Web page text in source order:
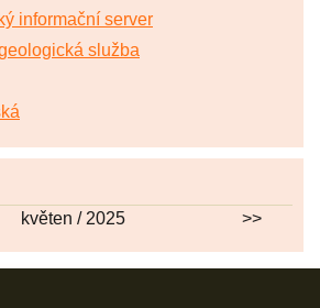
informační server
služba
květen / 2025 >>